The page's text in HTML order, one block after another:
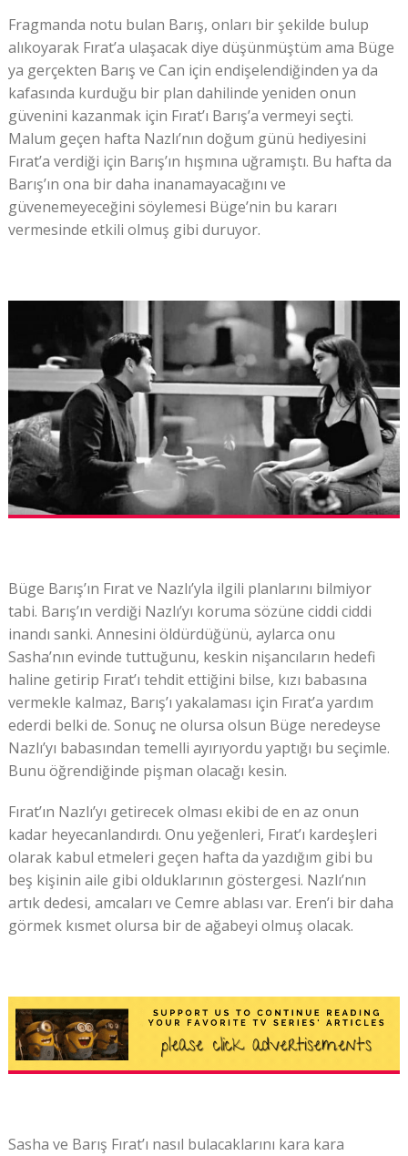
Fragmanda notu bulan Barış, onları bir şekilde bulup
alıkoyarak Fırat’a ulaşacak diye düşünmüştüm ama Büge
ya gerçekten Barış ve Can için endişelendiğinden ya da
kafasında kurduğu bir plan dahilinde yeniden onun
güvenini kazanmak için Fırat’ı Barış’a vermeyi seçti.
Malum geçen hafta Nazlı’nın doğum günü hediyesini
Fırat’a verdiği için Barış’ın hışmına uğramıştı. Bu hafta da
Barış’ın ona bir daha inanamayacağını ve
güvenemeyeceğini söylemesi Büge’nin bu kararı
vermesinde etkili olmuş gibi duruyor.
Büge Barış’ın Fırat ve Nazlı’yla ilgili planlarını bilmiyor
tabi. Barış’ın verdiği Nazlı’yı koruma sözüne ciddi ciddi
inandı sanki. Annesini öldürdüğünü, aylarca onu
Sasha’nın evinde tuttuğunu, keskin nişancıların hedefi
haline getirip Fırat’ı tehdit ettiğini bilse, kızı babasına
vermekle kalmaz, Barış’ı yakalaması için Fırat’a yardım
ederdi belki de. Sonuç ne olursa olsun Büge neredeyse
Nazlı’yı babasından temelli ayırıyordu yaptığı bu seçimle.
Bunu öğrendiğinde pişman olacağı kesin.
Fırat’ın Nazlı’yı getirecek olması ekibi de en az onun
kadar heyecanlandırdı. Onu yeğenleri, Fırat’ı kardeşleri
olarak kabul etmeleri geçen hafta da yazdığım gibi bu
beş kişinin aile gibi olduklarının göstergesi. Nazlı’nın
artık dedesi, amcaları ve Cemre ablası var. Eren’i bir daha
görmek kısmet olursa bir de ağabeyi olmuş olacak.
Sasha ve Barış Fırat’ı nasıl bulacaklarını kara kara